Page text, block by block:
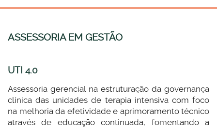
ASSESSORIA EM GESTÃO
UTI 4.0
Assessoria gerencial na estruturação da governança
clínica das unidades de terapia intensiva com foco
na melhoria da efetividade e aprimoramento técnico
através de educação continuada, fomentando a